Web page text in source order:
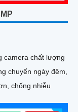
camera chất lượng
chuyển ngày đêm,
chống nhiễu